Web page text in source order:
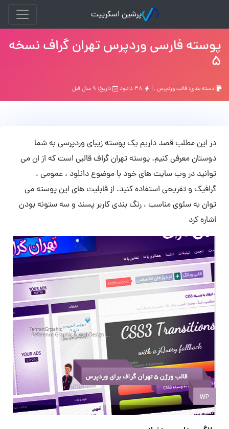
پرشین اسکریپت
پوسته فارسی وردپرس تهران گراف نسخه
۵
دسته بندی: قالب وردپرس, | تاریخ: ۹ سال قبل
در این مطلب قصد داریم یک پوسته زیبای وردپرسی به شما
دوستان معرفی کنیم. پوسته تهران گراف قالبی است که از ان می
توانید در وب سایت های خود با موضوع دانلود ، عمومی ،
گرافیک و تفریحی استفاده کنید. از قابلیت های این پوسته می
توان به سئوی مناسب ، رنگ بندی کاربر پسند و سه ستونه بودن
اشاره کرد